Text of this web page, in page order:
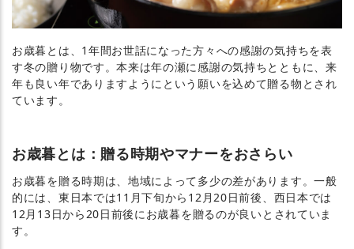
お歳暮とは、1年間お世話になった方々への感謝の気持ちを表
す冬の贈り物です。本来は年の瀬に感謝の気持ちとともに、来
年も良い年でありますようにという願いを込めて贈る物とされ
ています。
お歳暮とは：贈る時期やマナーをおさらい
お歳暮を贈る時期は、地域によって多少の差があります。一般
的には、東日本では11月下旬から12月20日前後、西日本では
12月13日から20日前後にお歳暮を贈るのが良いとされていま
す。